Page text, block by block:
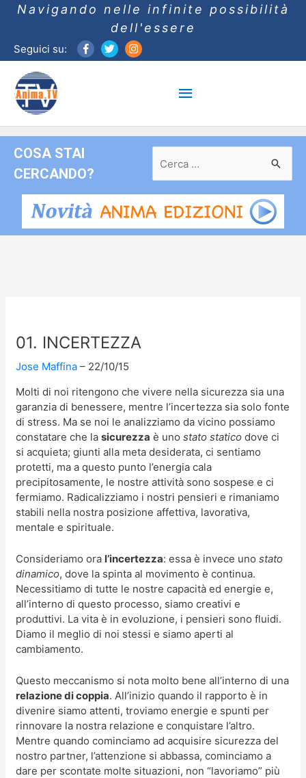
Navigando nelle infinite possibilità
dell'essere
Seguici su:
Menu
principale
COSA STAI
CERCANDO?
per:
01. INCERTEZZA
Jose Maffina
22/10/15
Molti di noi ritengono che vivere nella sicurezza sia una
garanzia di benessere, mentre l’incertezza sia solo fonte
di stress. Ma se noi le analizziamo da vicino possiamo
constatare che lasicurezza è unostato statico dove ci
si acquieta; giunti alla meta desiderata, ci sentiamo
protetti, ma a questo punto l’energia cala
precipitosamente, le nostre attività sono sospese e ci
fermiamo. Radicalizziamo i nostri pensieri e rimaniamo
stabili nella nostra posizione affettiva, lavorativa,
mentale e spirituale.
Consideriamo ora l’incertezza: essa è invece unostato
dinamico, dove la spinta al movimento è continua.
Necessitiamo di tutte le nostre capacità ed energie e,
all’interno di questo processo, siamo creativi e
produttivi. La vita è in evoluzione, i pensieri sono fluidi.
Diamo il meglio di noi stessi e siamo aperti al
cambiamento.
Questo meccanismo si nota molto bene all’interno di una
relazione di coppia. All’inizio quando il rapporto è in
divenire siamo attenti, troviamo energie e spunti per
rinnovare la nostra relazione e conquistare l’altro.
Mentre quando cominciamo ad acquisire sicurezza del
nostro partner, l’attenzione si abbassa, cominciamo a
dare per scontate molte situazioni, non “lavoriamo” più